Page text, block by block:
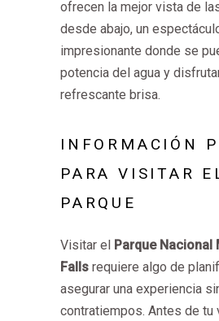
ofrecen la mejor vista de
desde abajo, un
impresionante donde se
potencia del agua y
refrescante brisa.
INFORMACIÓN
PARA VISITAR
PARQUE
Visitar el Parque Nacional
Falls requiere algo de
asegurar una experiencia
contratiempos. Antes de tu